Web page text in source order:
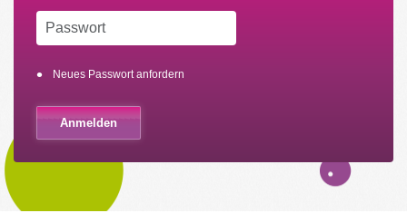
Neues Passwort anfordern